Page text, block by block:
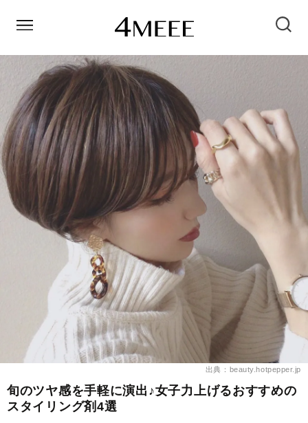
出典：beauty.hotpepper.jp
旬のツヤ感を手軽に演出♪女子力上げるおすすめの
スタイリング剤4選